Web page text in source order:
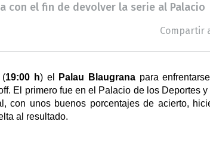
con el fin de devolver la serie al Palacio
Compartir
(19:00 h) el Palau Blaugrana para
El primero fue en el Palacio de los Deportes
con unos buenos porcentajes de acierto,
al resultado.